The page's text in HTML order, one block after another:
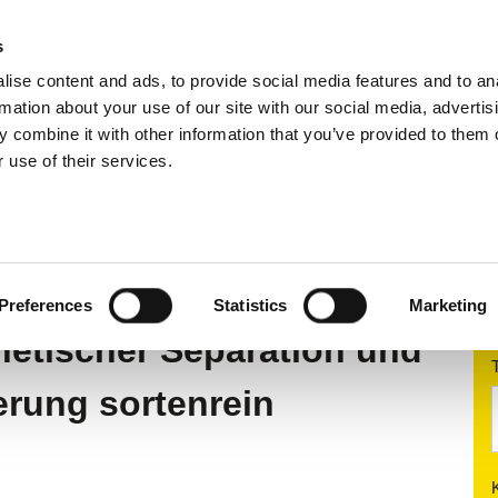
content and ads, to provide social media features and to
about your use of our site with our social media,
combine it with other information that you’ve provided to them
use of their services.
Statistics Marketing
Anwendungsbereiche Services
Separation und
sortenrein